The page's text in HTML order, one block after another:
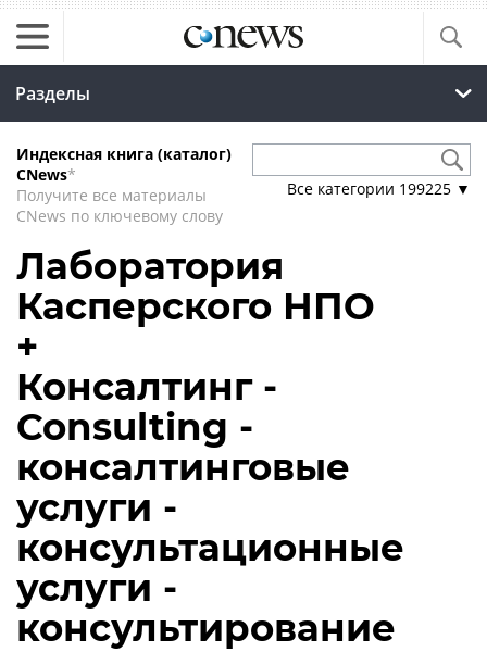
Разделы
Индексная книга (каталог)
CNews*
Получите все материалы
CNews по ключевому слову
Все категории 199225 ▼
Лаборатория
Касперского НПО
+
Консалтинг -
Consulting -
консалтинговые
услуги -
консультационные
услуги -
консультирование